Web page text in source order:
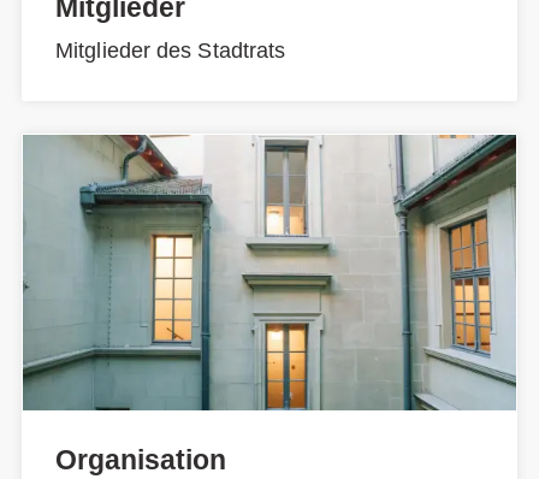
Mitglieder
Mitglieder des Stadtrats
Organisation